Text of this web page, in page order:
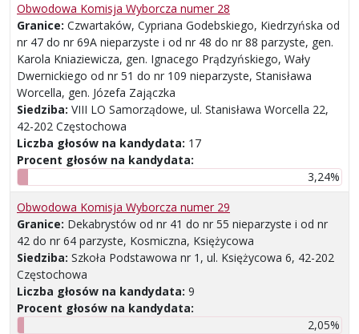
Obwodowa Komisja Wyborcza numer 28
Granice: Czwartaków, Cypriana Godebskiego, Kiedrzyńska od
nr 47 do nr 69A nieparzyste i od nr 48 do nr 88 parzyste, gen.
Karola Kniaziewicza, gen. Ignacego Prądzyńskiego, Wały
Dwernickiego od nr 51 do nr 109 nieparzyste, Stanisława
Worcella, gen. Józefa Zajączka
Siedziba: VIII LO Samorządowe, ul. Stanisława Worcella 22,
42-202 Częstochowa
Liczba głosów na kandydata: 17
Procent głosów na kandydata:
3,24%
Obwodowa Komisja Wyborcza numer 29
Granice: Dekabrystów od nr 41 do nr 55 nieparzyste i od nr
42 do nr 64 parzyste, Kosmiczna, Księżycowa
Siedziba: Szkoła Podstawowa nr 1, ul. Księżycowa 6, 42-202
Częstochowa
Liczba głosów na kandydata: 9
Procent głosów na kandydata:
2,05%